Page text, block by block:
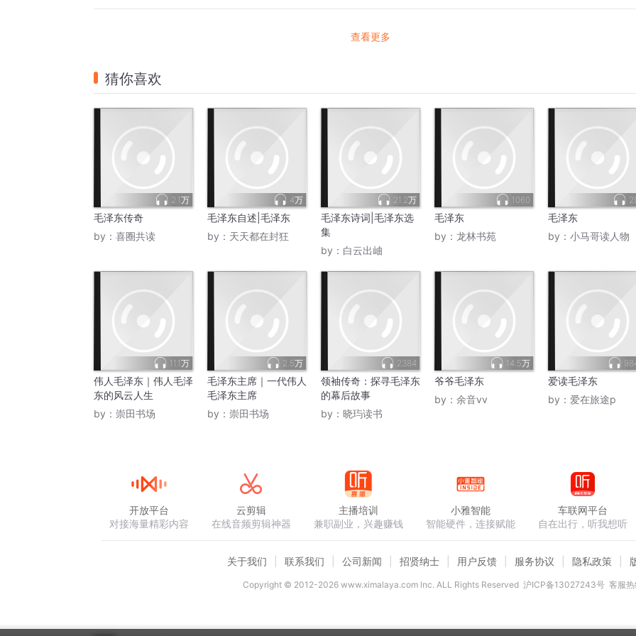
查看更多
猜你喜欢
2.1万
毛泽东传奇
by： 喜圈共读
4万
毛泽东自述|毛泽东
by： 天天都在封狂
21.2万
毛泽东诗词|毛泽东选
集
by： 白云出岫
1060
毛泽东
by： 龙林书苑
毛泽东
by： 小马哥读人物
11.1万
伟人毛泽东｜伟人毛泽
东的风云人生
by： 崇田书场
2.5万
毛泽东主席｜一代伟人
毛泽东主席
by： 崇田书场
2384
领袖传奇：探寻毛泽东
的幕后故事
by： 晓玙读书
14.5万
爷爷毛泽东
by： 余音vv
爱读毛泽东
by： 爱在旅途p
开放平台
对接海量精彩内容
云剪辑
在线音频剪辑神器
主播培训
兼职副业，兴趣赚钱
小雅智能
智能硬件，连接赋能
车联网平台
自在出行，听我想听
关于我们 联系我们 公司新闻 招贤纳士 用户反馈 服务协议 隐私政策
Copyright © 2012-2026www.ximalaya.com lnc. ALL Rights Reserved 沪ICP备13027243号 客服